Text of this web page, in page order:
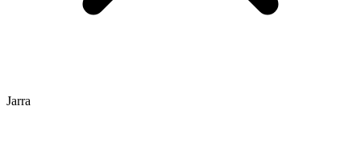
Jarra